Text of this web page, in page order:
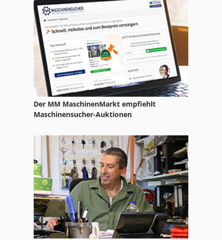
Der MM MaschinenMarkt empfiehlt
Maschinensucher-Auktionen